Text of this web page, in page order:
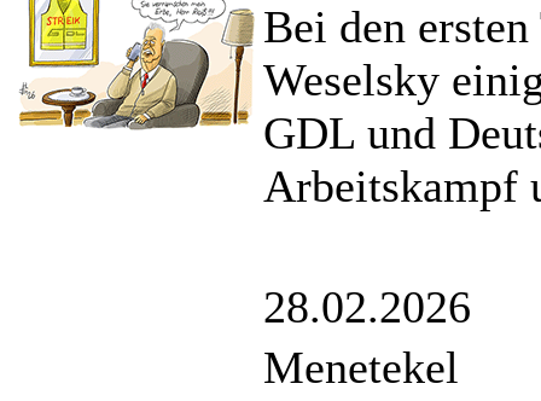
Bei den
Weselsky
GDL und
Arbeitskampf
28.02.2026
Menetekel